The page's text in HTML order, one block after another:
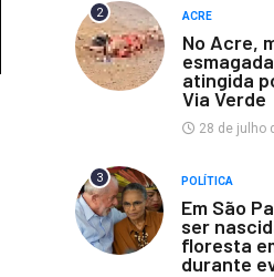
2 ACRE
No Acre,
atingida
Via Verde
28 de julho
3 POLÍTICA
Em São
ser
floresta
durante